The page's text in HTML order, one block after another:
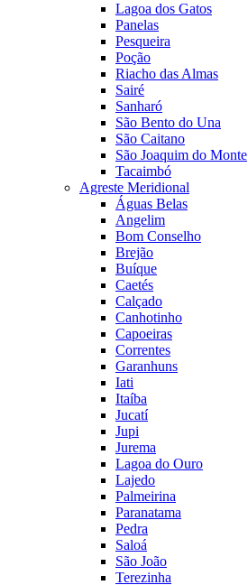
Lagoa dos Gatos
Panelas
Pesqueira
Poção
Riacho das Almas
Sairé
Sanharó
São Bento do Una
São Caitano
São Joaquim do Monte
Tacaimbó
Agreste Meridional
Águas Belas
Angelim
Bom Conselho
Brejão
Buíque
Caetés
Calçado
Canhotinho
Capoeiras
Correntes
Garanhuns
Iati
Itaíba
Jucatí
Jupi
Jurema
Lagoa do Ouro
Lajedo
Palmeirina
Paranatama
Pedra
Saloá
São João
Terezinha